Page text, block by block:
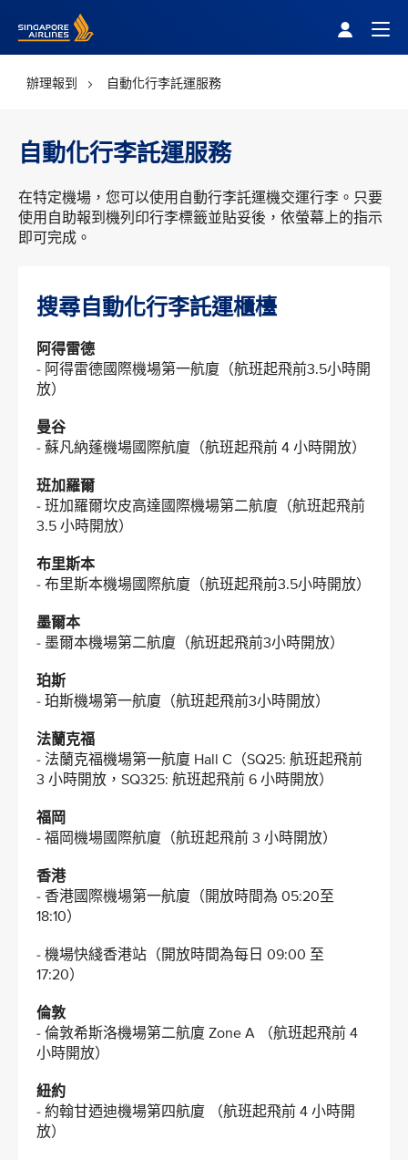
辦理報到 自動化行李託運服務
自動化行李託運服務
在特定機場，您可以使用自動行李託運機交運行李。只要
使用自助報到機列印行李標籤並貼妥後，依螢幕上的指示
即可完成。
搜尋自動化行李託運櫃檯
阿得雷德
- 阿得雷德國際機場第一航廈（航班起飛前3.5小時開
放）
曼谷
- 蘇凡納蓬機場國際航廈（航班起飛前 4 小時開放）
班加羅爾
- 班加羅爾坎皮高達國際機場第二航廈（航班起飛前
3.5 小時開放）
布里斯本
- 布里斯本機場國際航廈（航班起飛前3.5小時開放）
墨爾本
- 墨爾本機場第二航廈（航班起飛前3小時開放）
珀斯
- 珀斯機場第一航廈（航班起飛前3小時開放）
法蘭克福
- 法蘭克福機場第一航廈 Hall C（SQ25: 航班起飛前
3 小時開放，SQ325: 航班起飛前 6 小時開放）
福岡
- 福岡機場國際航廈（航班起飛前 3 小時開放）
香港
- 香港國際機場第一航廈（開放時間為 05:20至
18:10）
- 機場快綫香港站（開放時間為每日 09:00 至
17:20）
倫敦
- 倫敦希斯洛機場第二航廈 Zone A （航班起飛前 4
小時開放）
紐約
- 約翰甘迺迪機場第四航廈 （航班起飛前 4 小時開
放）